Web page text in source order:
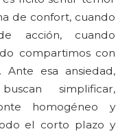
de confort, cuando
acción, cuando
compartimos con
esa ansiedad,
simplificar,
homogéneo y
el corto plazo y